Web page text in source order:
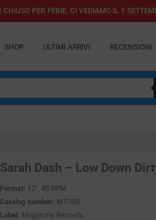
PER FERIE. CI VEDIAMO IL 1
SHOP ULTIMI ARRIVI RECENSIONI
Sarah Dash – Low Down
Format: 12″, 45 RPM
Catalog number: MT-105
Label: Megatone Records